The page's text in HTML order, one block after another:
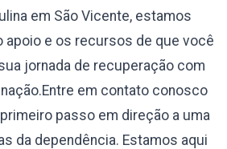
em São Vicente, estamos
apoio e os recursos de que você
jornada de recuperação com
em contato conosco
passo em direção a uma
da dependência. Estamos aqui